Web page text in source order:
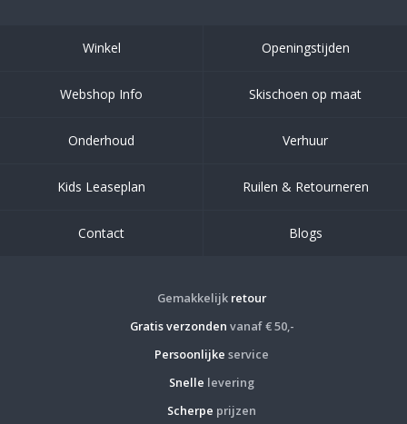
Winkel Openingstijden
Webshop Info Skischoen op maat
Onderhoud Verhuur
Kids Leaseplan Ruilen & Retourneren
Contact Blogs
Gemakkelijk retour
Gratis verzonden vanaf € 50,-
Persoonlijke service
Snelle levering
Scherpe prijzen